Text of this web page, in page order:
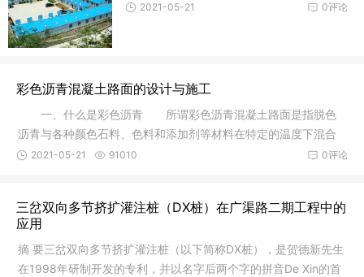
0评论
2021-05-21
彩色沥青混凝土路面的设计与施工
一、什么是彩色沥青 所谓彩色沥青混凝土路面是指脱色
沥青与各种颜色石料、色料和添加剂等材料在特定的温度下混合
拌和，即
0评论
2021-05-21 91010
三岔双向多节挤扩灌注桩（DX桩）在广渠路二期工程中的
应用
摘 要三岔双向多节挤扩灌注桩（以下简称DX桩），是贺德新先生
在1998年研制开发的专利，并以名字后两个字的拼音De Xin的首